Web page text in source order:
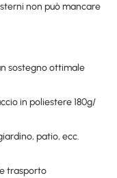
non può mancare
sostegno ottimale
in poliestere 180g/
patio, ecc.
trasporto